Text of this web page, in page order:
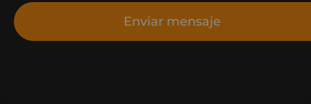
Enviar mensaje